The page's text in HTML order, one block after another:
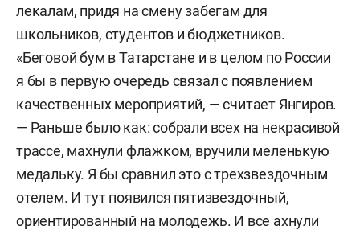
лекалам, придя на смену забегам для
школьников, студентов и бюджетников.
«Беговой бум в Татарстане и в целом по России
я бы в первую очередь связал с появлением
качественных мероприятий, — считает Янгиров.
— Раньше было как: собрали всех на некрасивой
трассе, махнули флажком, вручили меленькую
медальку. Я бы сравнил это с трехзвездочным
отелем. И тут появился пятизвездочный,
ориентированный на молодежь. И все ахнули